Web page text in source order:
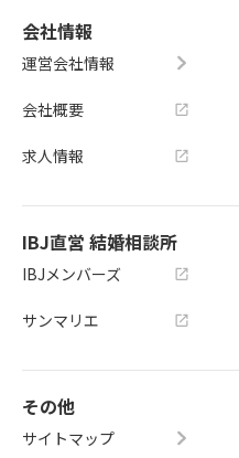
会社情報
運営会社情報
会社概要
求人情報
IBJ直営 結婚相談所
IBJメンバーズ
サンマリエ
その他
サイトマップ